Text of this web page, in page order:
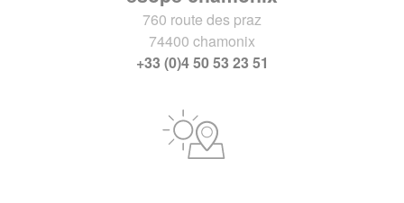
760 route des praz
74400 chamonix
+33 (0)4 50 53 23 51